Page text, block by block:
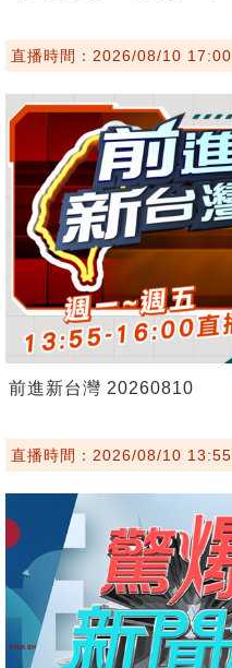
直播時間：2026/08/10 17:00
前進新台灣 20260810
直播時間：2026/08/10 13:55